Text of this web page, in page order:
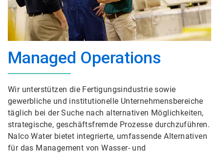
Managed Operations
Wir unterstützen die Fertigungsindustrie sowie
gewerbliche und institutionelle Unternehmensbereiche
täglich bei der Suche nach alternativen Möglichkeiten,
strategische, geschäftsfremde Prozesse durchzuführen.
Nalco Water bietet integrierte, umfassende Alternativen
für das Management von Wasser- und